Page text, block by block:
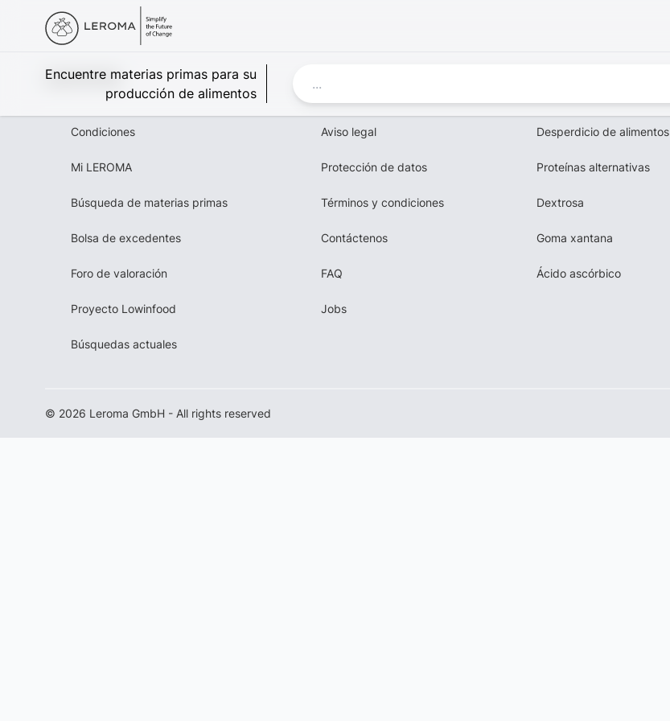
Encuentre materias primas para su
producción de alimentos
Leroma
Condiciones
Mi LEROMA
Búsqueda de materias primas
Bolsa de excedentes
Foro de valoración
Proyecto Lowinfood
Búsquedas actuales
Aviso legal
Protección de datos
Términos y condiciones
Contáctenos
FAQ
Jobs
Desperdicio de alimentos
Proteínas alternativas
Dextrosa
Goma xantana
Ácido ascórbico
© 2026 Leroma GmbH - All rights reserved